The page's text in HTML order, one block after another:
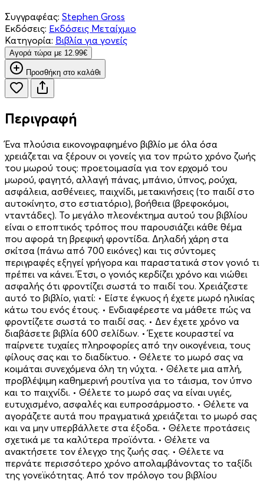
Συγγραφέας: Stephen Gross
Εκδόσεις: Εκδόσεις Μεταίχμιο
Κατηγορία: Βιβλία για γονείς
Aγορά τώρα με 12.99€
Προσθήκη στο καλάθι
Περιγραφή
Ένα πλούσια εικονογραφημένο βιβλίο με όλα όσα
χρειάζεται να ξέρουν οι γονείς για τον πρώτο χρόνο ζωής
του μωρού τους: προετοιμασία για τον ερχομό του
μωρού, φαγητό, αλλαγή πάνας, μπάνιο, ύπνος, ρούχα,
ασφάλεια, ασθένειες, παιχνίδι, μετακινήσεις (το παιδί στο
αυτοκίνητο, στο εστιατόριο), βοήθεια (βρεφοκόμοι,
νταντάδες). Το μεγάλο πλεονέκτημα αυτού του βιβλίου
είναι ο εποπτικός τρόπος που παρουσιάζει κάθε θέμα
που αφορά τη βρεφική φροντίδα. Δηλαδή χάρη στα
σκίτσα (πάνω από 700 εικόνες) και τις σύντομες
περιγραφές εξηγεί γρήγορα και παραστατικά στον γονιό τι
πρέπει να κάνει. Έτσι, ο γονιός κερδίζει χρόνο και νιώθει
ασφαλής ότι φροντίζει σωστά το παιδί του. Χρειάζεστε
αυτό το βιβλίο, γιατί: • Είστε έγκυος ή έχετε μωρό ηλικίας
κάτω του ενός έτους. • Ενδιαφέρεστε να μάθετε πώς να
φροντίζετε σωστά το παιδί σας. • Δεν έχετε χρόνο να
διαβάσετε βιβλία 600 σελίδων. • Έχετε κουραστεί να
παίρνετε τυχαίες πληροφορίες από την οικογένεια, τους
φίλους σας και το διαδίκτυο. • Θέλετε το μωρό σας να
κοιμάται συνεχόμενα όλη τη νύχτα. • Θέλετε μια απλή,
προβλέψιμη καθημερινή ρουτίνα για το τάισμα, τον ύπνο
και το παιχνίδι. • Θέλετε το μωρό σας να είναι υγιές,
ευτυχισμένο, ασφαλές και ευπροσάρμοστο. • Θέλετε να
αγοράζετε αυτά που πραγματικά χρειάζεται το μωρό σας
και να μην υπερβάλλετε στα έξοδα. • Θέλετε προτάσεις
σχετικά με τα καλύτερα προϊόντα. • Θέλετε να
ανακτήσετε τον έλεγχο της ζωής σας. • Θέλετε να
περνάτε περισσότερο χρόνο απολαμβάνοντας το ταξίδι
της γονεϊκότητας. Από τον πρόλογο του βιβλίου